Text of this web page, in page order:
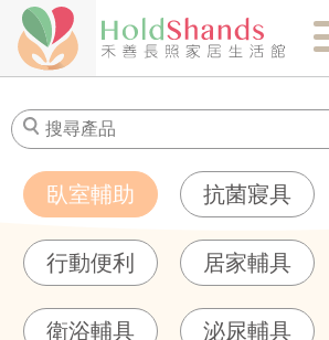
關於我們
健康知識
臥室輔助 抗菌寢具
行動便利 居家輔具
衛浴輔具 泌尿輔具